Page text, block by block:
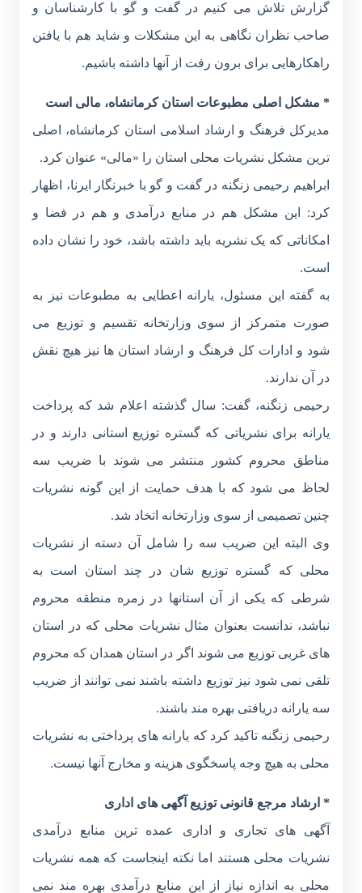
گزارش تلاش می کنیم در گفت و گو با کارشناسان و
صاحب نظران نگاهی به این مشکلات و شاید هم با یافتن
راهکارهایی برای برون رفت از آنها داشته باشیم.
* مشکل اصلی مطبوعات استان کرمانشاه، مالی است
مدیرکل فرهنگ و ارشاد اسلامی استان کرمانشاه، اصلی
ترین مشکل نشریات محلی استان را «مالی» عنوان کرد.
ابراهیم رحیمی زنگنه در گفت و گو با خبرنگار ایرنا، اظهار
کرد: این مشکل هم در منابع درآمدی و هم در فضا و
امکاناتی که یک نشریه باید داشته باشد، خود را نشان داده
است.
به گفته این مسئول، یارانه اعطایی به مطبوعات نیز به
صورت متمرکز از سوی وزارتخانه تقسیم و توزیع می
شود و ادارات کل فرهنگ و ارشاد استان ها نیز هیچ نقش
در آن ندارند.
رحیمی زنگنه، گفت: سال گذشته اعلام شد که پرداخت
یارانه برای نشریاتی که گستره توزیع استانی دارند و در
مناطق محروم کشور منتشر می شوند با ضریب سه
لحاظ می شود که با هدف حمایت از این گونه نشریات
چنین تصمیمی از سوی وزارتخانه اتخاد شد.
وی البته این ضریب سه را شامل آن دسته از نشریات
محلی که گستره توزیع شان در چند استان است به
شرطی که یکی از آن استانها در زمره منطقه محروم
نباشد، ندانست بعنوان مثال نشریات محلی که در استان
های غربی توزیع می شوند اگر در استان همدان که محروم
تلقی نمی شود نیز توزیع داشته باشند نمی توانند از ضریب
سه یارانه دریافتی بهره مند باشند.
رحیمی زنگنه تاکید کرد که یارانه های پرداختی به نشریات
محلی به هیچ وجه پاسخگوی هزینه و مخارج آنها نیست.
* ارشاد مرجع قانونی توزیع آگهی های اداری
آگهی های تجاری و اداری عمده ترین منابع درآمدی
نشریات محلی هستند اما نکته اینجاست که همه نشریات
محلی به اندازه نیاز از این منابع درآمدی بهره مند نمی